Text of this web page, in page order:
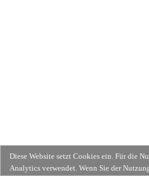
Diese Website setzt Cookies ein. Für die
Analytics verwendet. Wenn Sie der